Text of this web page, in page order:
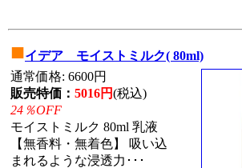
■イデア モイストミルク( 80ml)
通常価格: 6600円
販売特価： 5016円(税込)
24％OFF
モイストミルク 80ml 乳液
【無香料・無着色】 吸い込
まれるような浸透力･･･